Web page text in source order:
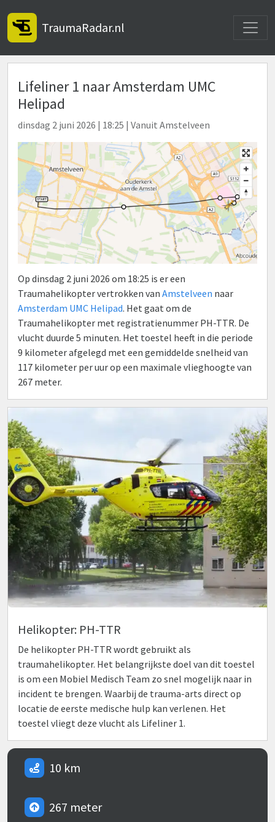
TraumaRadar.nl
Lifeliner 1 naar Amsterdam UMC
Helipad
dinsdag 2 juni 2026 | 18:25 | Vanuit Amstelveen
Op dinsdag 2 juni 2026 om 18:25 is er een
Traumahelikopter vertrokken van Amstelveen naar
Amsterdam UMC Helipad. Het gaat om de
Traumahelikopter met registratienummer PH-TTR. De
vlucht duurde 5 minuten. Het toestel heeft in die periode
9 kilometer afgelegd met een gemiddelde snelheid van
117 kilometer per uur op een maximale vlieghoogte van
267 meter.
Helikopter: PH-TTR
De helikopter PH-TTR wordt gebruikt als
traumahelikopter. Het belangrijkste doel van dit toestel
is om een Mobiel Medisch Team zo snel mogelijk naar in
incident te brengen. Waarbij de trauma-arts direct op
locatie de eerste medische hulp kan verlenen. Het
toestel vliegt deze vlucht als Lifeliner 1.
10 km
267 meter